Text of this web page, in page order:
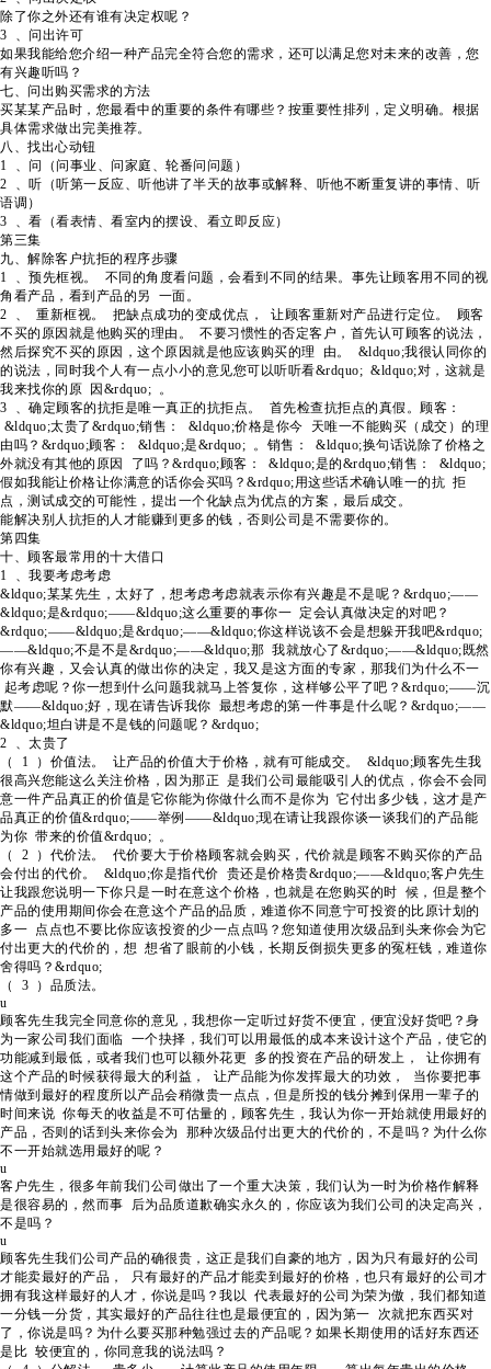
除了你之外还有谁有决定权呢？
3 、问出许可
如果我能给您介绍一种产品完全符合您的需求，还可以满足您对未来的改善，您
有兴趣听吗？
七、问出购买需求的方法
买某某产品时，您最看中的重要的条件有哪些？按重要性排列，定义明确。根据
具体需求做出完美推荐。
八、找出心动钮
1 、问（问事业、问家庭、轮番问问题）
2 、听（听第一反应、听他讲了半天的故事或解释、听他不断重复讲的事情、听
语调）
3 、看（看表情、看室内的摆设、看立即反应）
第三集
九、解除客户抗拒的程序步骤
1 、预先框视。 不同的角度看问题，会看到不同的结果。事先让顾客用不同的视
角看产品，看到产品的另 一面。
2 、 重新框视。 把缺点成功的变成优点， 让顾客重新对产品进行定位。 顾客
不买的原因就是他购买的理由。 不要习惯性的否定客户，首先认可顾客的说法，
然后探究不买的原因，这个原因就是他应该购买的理 由。 &ldquo;我很认同你的
的说法，同时我个人有一点小小的意见您可以听听看&rdquo; &ldquo;对，这就是
我来找你的原 因&rdquo; 。
3 、确定顾客的抗拒是唯一真正的抗拒点。 首先检查抗拒点的真假。顾客：
&ldquo;太贵了&rdquo;销售： &ldquo;价格是你今 天唯一不能购买（成交）的理
由吗？&rdquo;顾客： &ldquo;是&rdquo; 。销售： &ldquo;换句话说除了价格之
外就没有其他的原因 了吗？&rdquo;顾客： &ldquo;是的&rdquo;销售： &ldquo;
假如我能让价格让你满意的话你会买吗？&rdquo;用这些话术确认唯一的抗 拒
点，测试成交的可能性，提出一个化缺点为优点的方案，最后成交。
能解决别人抗拒的人才能赚到更多的钱，否则公司是不需要你的。
第四集
十、顾客最常用的十大借口
1 、我要考虑考虑
&ldquo;某某先生，太好了，想考虑考虑就表示你有兴趣是不是呢？&rdquo;——
&ldquo;是&rdquo;——&ldquo;这么重要的事你一 定会认真做决定的对吧？
&rdquo;——&ldquo;是&rdquo;——&ldquo;你这样说该不会是想躲开我吧&rdquo;
——&ldquo;不是不是&rdquo;——&ldquo;那 我就放心了&rdquo;——&ldquo;既然
你有兴趣，又会认真的做出你的决定，我又是这方面的专家，那我们为什么不一
起考虑呢？你一想到什么问题我就马上答复你，这样够公平了吧？&rdquo;——沉
默——&ldquo;好，现在请告诉我你 最想考虑的第一件事是什么呢？&rdquo;——
&ldquo;坦白讲是不是钱的问题呢？&rdquo;
2 、太贵了
（ 1 ）价值法。 让产品的价值大于价格，就有可能成交。 &ldquo;顾客先生我
很高兴您能这么关注价格，因为那正 是我们公司最能吸引人的优点，你会不会同
意一件产品真正的价值是它你能为你做什么而不是你为 它付出多少钱，这才是产
品真正的价值&rdquo;——举例——&ldquo;现在请让我跟你谈一谈我们的产品能
为你 带来的价值&rdquo; 。
（ 2 ）代价法。 代价要大于价格顾客就会购买，代价就是顾客不购买你的产品
会付出的代价。 &ldquo;你是指代价 贵还是价格贵&rdquo;——&ldquo;客户先生
让我跟您说明一下你只是一时在意这个价格，也就是在您购买的时 候，但是整个
产品的使用期间你会在意这个产品的品质，难道你不同意宁可投资的比原计划的
多一 点点也不要比你应该投资的少一点点吗？您知道使用次级品到头来你会为它
付出更大的代价的，想 想省了眼前的小钱，长期反倒损失更多的冤枉钱，难道你
舍得吗？&rdquo;
（ 3 ）品质法。
u
顾客先生我完全同意你的意见，我想你一定听过好货不便宜，便宜没好货吧？身
为一家公司我们面临 一个抉择，我们可以用最低的成本来设计这个产品，使它的
功能减到最低，或者我们也可以额外花更 多的投资在产品的研发上， 让你拥有
这个产品的时候获得最大的利益， 让产品能为你发挥最大的功效， 当你要把事
情做到最好的程度所以产品会稍微贵一点点，但是所投的钱分摊到保用一辈子的
时间来说 你每天的收益是不可估量的，顾客先生，我认为你一开始就使用最好的
产品，否则的话到头来你会为 那种次级品付出更大的代价的，不是吗？为什么你
不一开始就选用最好的呢？
u
客户先生，很多年前我们公司做出了一个重大决策，我们认为一时为价格作解释
是很容易的，然而事 后为品质道歉确实永久的，你应该为我们公司的决定高兴，
不是吗？
u
顾客先生我们公司产品的确很贵，这正是我们自豪的地方，因为只有最好的公司
才能卖最好的产品， 只有最好的产品才能卖到最好的价格，也只有最好的公司才
拥有我这样最好的人才，你说是吗？我以 代表最好的公司为荣为傲，我们都知道
一分钱一分货，其实最好的产品往往也是最便宜的，因为第一 次就把东西买对
了，你说是吗？为什么要买那种勉强过去的产品呢？如果长期使用的话好东西还
是比 较便宜的，你同意我的说法吗？